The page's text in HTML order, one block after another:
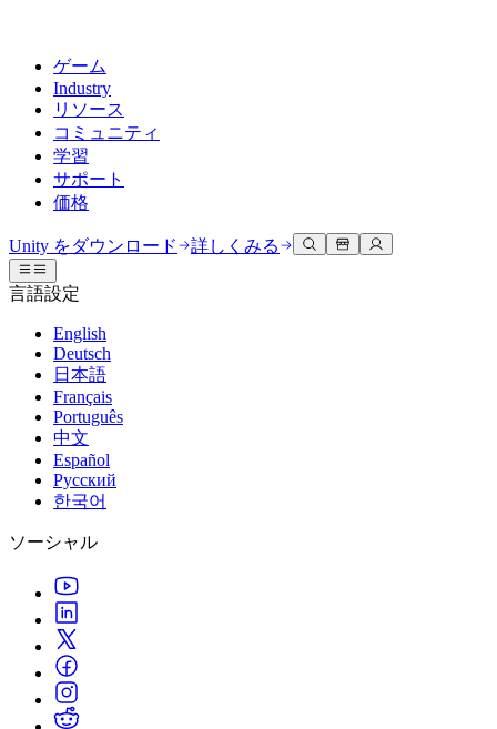
ゲーム
Industry
リソース
コミュニティ
学習
サポート
価格
Unityエンジン
任意のプラットフォーム向けに2Dおよび3Dゲームを構築
共同作業
チームでの共同作業と迅速なイテレーション
Unity をダウンロード
プランと価格
デプロイ
Unity がサポートする 25 以上のプラットフォームを見る
LiveOps
ローンチ後のインサイトとライブゲームオペレーション
成長
詳しく見る
発見され、モバイルユーザーを獲得する
3Dコラボレーション
リアルタイムで3Dプロジェクトを構築およびレビューする
没入型トレーニング
没入型環境でのトレーニング
顧客体験
インタラクティブな3D体験を作成する
業界
運用の卓越性を達成する
小売
店内体験をオンライン体験に変換する
自動車
イノベーションと車内体験を促進する
すべての業界を見る
ドキュメント
公式ユーザーマニュアルとAPIリファレンス
開発者ツール
リリースバージョンと問題追跡
ロードマップ
今後の機能をレビューする
技術用語のライブラリ
ケーススタディ
実際の成功事例
ベストプラクティスガイド
専門家のヒントとコツ
ディスカッション
議論、問題解決、つながる
イベント
グローバルおよびローカルイベント
コミュニティストーリー
Made with Unity
Unityクリエイターの紹介
ライブストリーム
Unity Awards
世界中のUnityクリエイターを祝う
Unity Learn
無料でUnityスキルをマスターする
プロフェッショナルトレーニング
Unityトレーナーでチームをレベルアップ
Unity初心者向け
スタートガイド
学習を開始しましょう
Unity は初めてですか？旅を始めましょう
ハウツーガイド
実用的なヒントとベストプラクティス
教育
学生向け
キャリアをスタートさせる
ヘルプを得る
Unityで成功するためのサポート
Success Plan
専門的なサポートで目標を早く達成する
FAQ
よくある質問への回答
お問い合わせ
Unity をダウンロード 詳しくみる
言語設定
English
Deutsch
日本語
Français
Português
中文
Español
Русский
한국어
ソーシャル